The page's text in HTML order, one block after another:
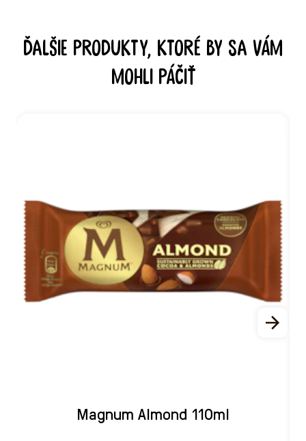
Ďalšie produkty, ktoré by sa vám
mohli páčiť
Magnum Almond 110ml